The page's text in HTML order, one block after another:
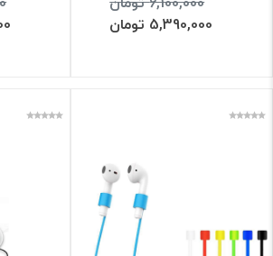
5,390,000 تومان